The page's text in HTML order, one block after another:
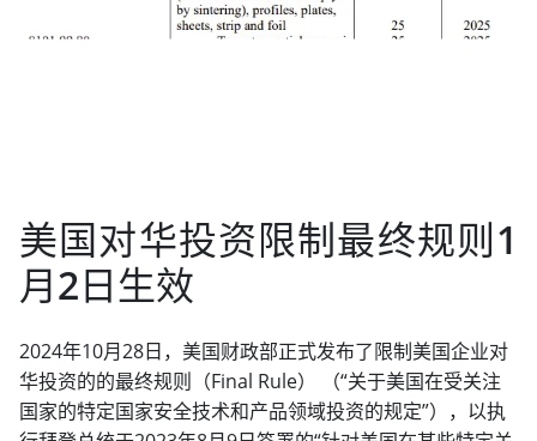
美国对华投资限制最终规则1
月2日生效
2024年10月28日，美国财政部正式发布了限制美国企业对
华投资的的最终规则（Final Rule） （“关于美国在受关注
国家的特定国家安全技术和产品领域投资的规定”），以执